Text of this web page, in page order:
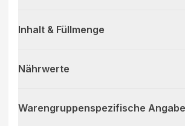
Inhalt & Füllmenge
Nährwerte
Warengruppenspezifische